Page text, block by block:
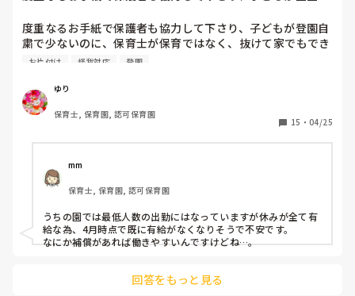
ょっとまって、お話もしなきゃと言って間に入ります。誤って
ぶつかった、そんなときには、"ごめんね"の前に"だいじょう
ぶ？"って言ったら優しいよって伝えます。
なくて過程も必要だから、こうだよだけじゃなく、子どもたち
自身に考えさせることも必要だということです。
とても長くなってしまいましたが、最善の利益という観点とは
むしろその方の保育より、律するような指導型保育とか、決ま
りばかりを作って守らせるような保育とか、大人の力、圧力で
で子どもを動かすような保育こそ、最善の利益になんかなって
ないと感じます。
いろいろと、失礼しました。
度重なるお手紙で保護者も協力して下さり、子どもが登園自
粛で少ないのに、保育士が保育ではなく、抜けて家でもでき
る作業とか不要不急の片付けができる人数出勤しています。
できる最低人数出勤するべきなのではないかとモヤモヤして
います(´TωT｀)
お片付け 怪我対応 登園
ゆり
保育士, 保育園, 認可保育園
15 ・ 04/25
mm
保育士, 保育園, 認可保育園
うちの園では最低人数の出勤にはなっていますが休みが全て有
給な為、4月時点で既に有給がなくなりそうで不安です。
なにか補償があれば働きやすいんですけどね…。
回答をもっと見る